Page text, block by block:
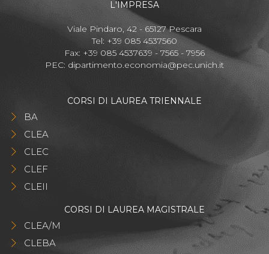
L'IMPRESA
Viale Pindaro, 42 - 65127 Pescara
Tel: +39 085 4537560
Fax: +39 085 4537639 - 7565 - 7956
PEC: dipartimento.economia@pec.unich.it
CORSI DI LAUREA TRIENNALE
BA
CLEA
CLEC
CLEF
CLEII
CORSI DI LAUREA MAGISTRALE
CLEA/M
CLEBA